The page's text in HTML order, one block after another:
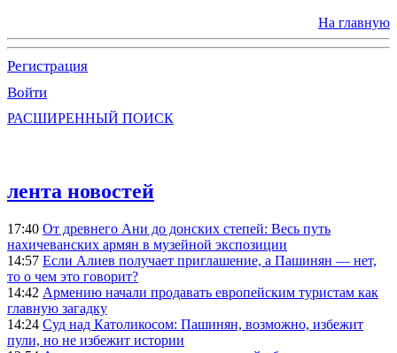
На главную
Регистрация
Войти
РАСШИРЕННЫЙ ПОИСК
лента новостей
17:40 От древнего Ани до донских степей: Весь путь
нахичеванских армян в музейной экспозиции
14:57 Если Алиев получает приглашение, а Пашинян — нет,
то о чем это говорит?
14:42 Армению начали продавать европейским туристам как
главную загадку
14:24 Суд над Католикосом: Пашинян, возможно, избежит
пули, но не избежит истории